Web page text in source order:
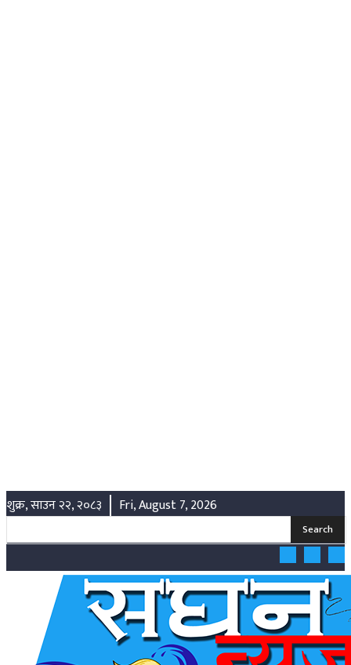
शुक्र, साउन २२, २०८३ Fri, August 7, 2026
Search